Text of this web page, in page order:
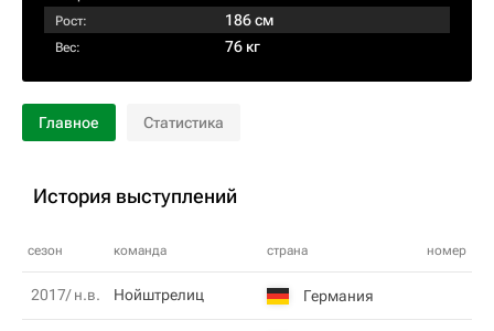
Рост: 186 см
Вес: 76 кг
Главное Статистика
История выступлений
сезон команда страна номер
2017/ н.в. Нойштрелиц Германия